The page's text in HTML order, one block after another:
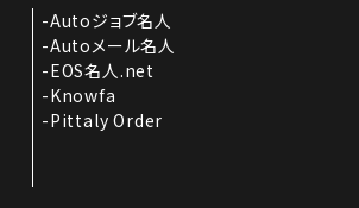
Autoジョブ名人
Autoメール名人
EOS名人.net
Knowfa
Pittaly Order